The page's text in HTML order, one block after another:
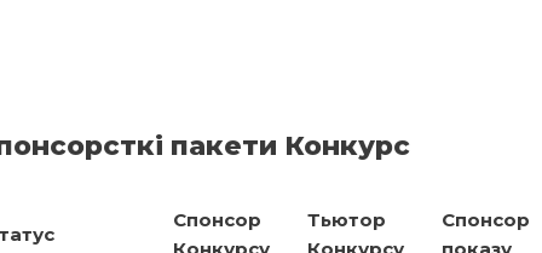
пакети Конкурс
Cпонсор
Тьютор
Спонсор